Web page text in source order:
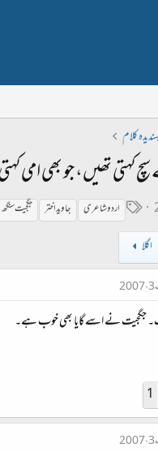
کلام
کہتی تھیں، جو بھی امی
ی
اردو شاعری جاوید اختر جگجیت سنگھ
اگلا
جگجیت نے اسے گایا بھی خوب ہے۔
1